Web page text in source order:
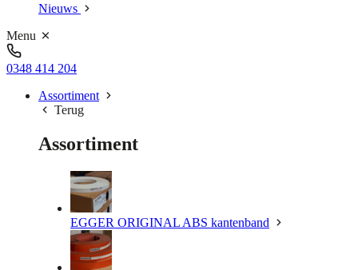
Nieuws
Menu
0348 414 204
Assortiment
Terug
Assortiment
EGGER ORIGINAL ABS kantenband